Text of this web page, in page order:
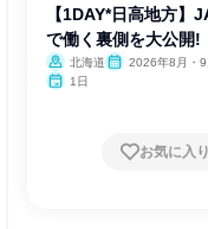
【1DAY*日高地方】
で働く裏側を大公開!
北海道
2026年8月・9
1日
お気に入り